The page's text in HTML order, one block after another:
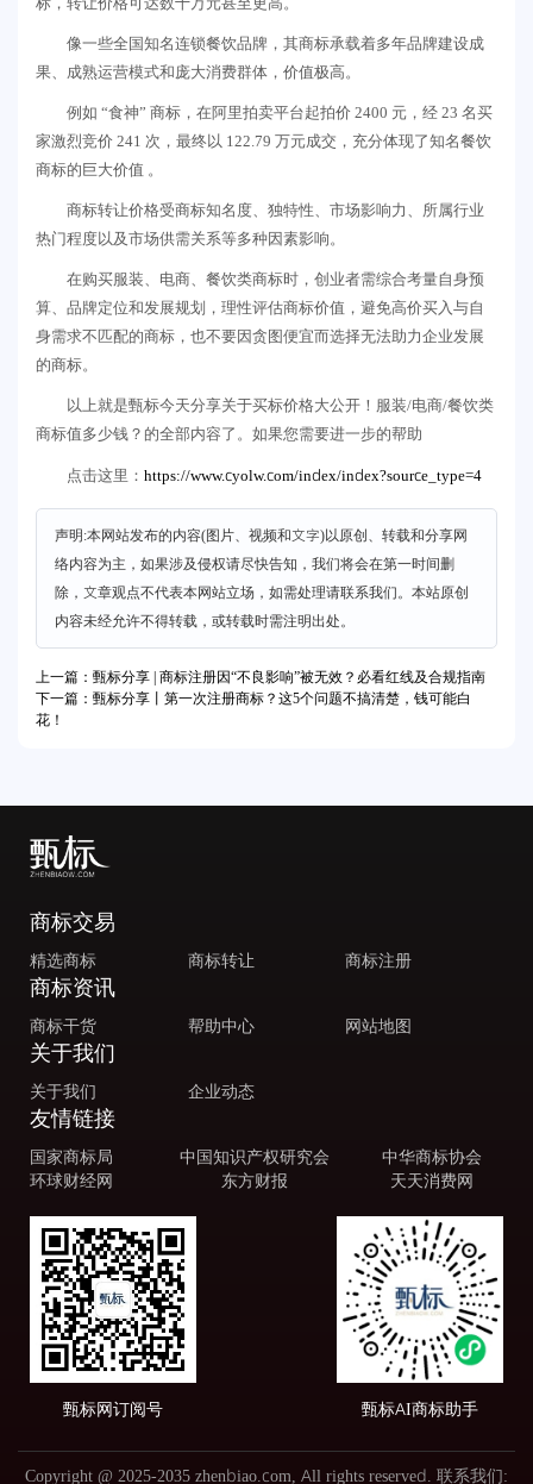
像一些全国知名连锁餐饮品牌，其商标承载着多年品牌建设成
果、成熟运营模式和庞大消费群体，价值极高。
例如 “食神” 商标，在阿里拍卖平台起拍价 2400 元，经 23 名买
家激烈竞价 241 次，最终以 122.79 万元成交，充分体现了知名餐饮
商标的巨大价值 。
商标转让价格受商标知名度、独特性、市场影响力、所属行业
热门程度以及市场供需关系等多种因素影响。
在购买服装、电商、餐饮类商标时，创业者需综合考量自身预
算、品牌定位和发展规划，理性评估商标价值，避免高价买入与自
身需求不匹配的商标，也不要因贪图便宜而选择无法助力企业发展
的商标。
以上就是甄标今天分享关于买标价格大公开！服装/电商/餐饮类
商标值多少钱？的全部内容了。如果您需要进一步的帮助
点击这里： https://www.cyolw.com/index/index?source_type=4
声明:本网站发布的内容(图片、视频和文字)以原创、转载和分享网
络内容为主，如果涉及侵权请尽快告知，我们将会在第一时间删
除，文章观点不代表本网站立场，如需处理请联系我们。本站原创
内容未经允许不得转载，或转载时需注明出处。
上一篇：甄标分享 | 商标注册因“不良影响”被无效？必看红线及合规指南
下一篇：甄标分享丨第一次注册商标？这5个问题不搞清楚，钱可能白
花！
商标交易
精选商标 商标转让 商标注册
商标资讯
商标干货 帮助中心 网站地图
关于我们
关于我们 企业动态
友情链接
国家商标局 中国知识产权研究会
中华商标协会
环球财经网
东方财报 天天消费网
甄标网订阅号 甄标AI商标助手
Copyright @ 2025-2035 zhenbiao.com, All rights reserved. 联系我们: